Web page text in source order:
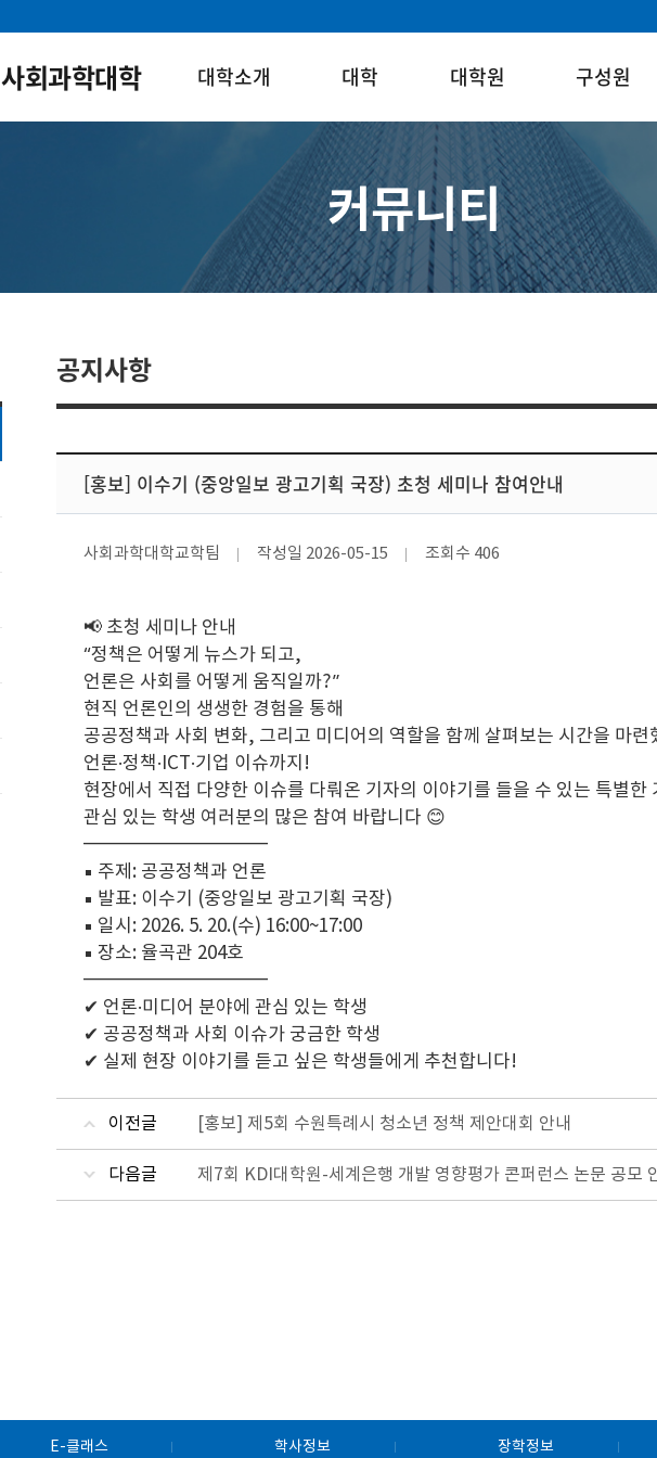
사회과학대학 대학소개 대학 대학원 구성원
커뮤니티
공지사항
[홍보] 이수기 (중앙일보 광고기획 국장) 초청 세미나 참여안내
사회과학대학교학팀 작성일 2026-05-15 조회수 406
📢 초청 세미나 안내
“정책은 어떻게 뉴스가 되고,
언론은 사회를 어떻게 움직일까?”
현직 언론인의 생생한 경험을 통해
공공정책과 사회 변화, 그리고 미디어의 역할을 함께 살펴보는 시간을 마련
언론·정책·ICT·기업 이슈까지!
현장에서 직접 다양한 이슈를 다뤄온 기자의 이야기를 들을 수 있는 특별한
관심 있는 학생 여러분의 많은 참여 바랍니다 😊
━━━━━━━━━━
▪ 주제: 공공정책과 언론
▪ 발표: 이수기 (중앙일보 광고기획 국장)
▪ 일시: 2026. 5. 20.(수) 16:00~17:00
▪ 장소: 율곡관 204호
━━━━━━━━━━
✔ 언론·미디어 분야에 관심 있는 학생
✔ 공공정책과 사회 이슈가 궁금한 학생
✔ 실제 현장 이야기를 듣고 싶은 학생들에게 추천합니다!
이전글 [홍보] 제5회 수원특례시 청소년 정책 제안대회 안내
다음글 제7회 KDI대학원-세계은행 개발 영향평가 콘퍼런스 논문 공모
E-클래스 학사정보 장학정보